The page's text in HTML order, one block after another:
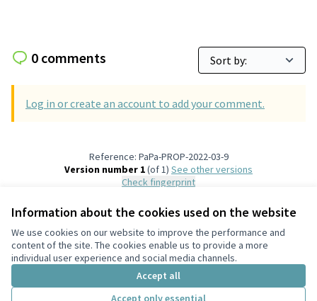
Information about the cookies used on the website
We use cookies on our website to improve the performance and
content of the site. The cookies enable us to provide a more
individual user experience and social media channels.
Accept all
Accept only essential
0 comments
Log in or create an account to add your comment.
Reference: PaPa-PROP-2022-03-9
Version number 1(of 1)
see other versions
Check fingerprint
Cookie settings
English
Choose languageScegli la lingua